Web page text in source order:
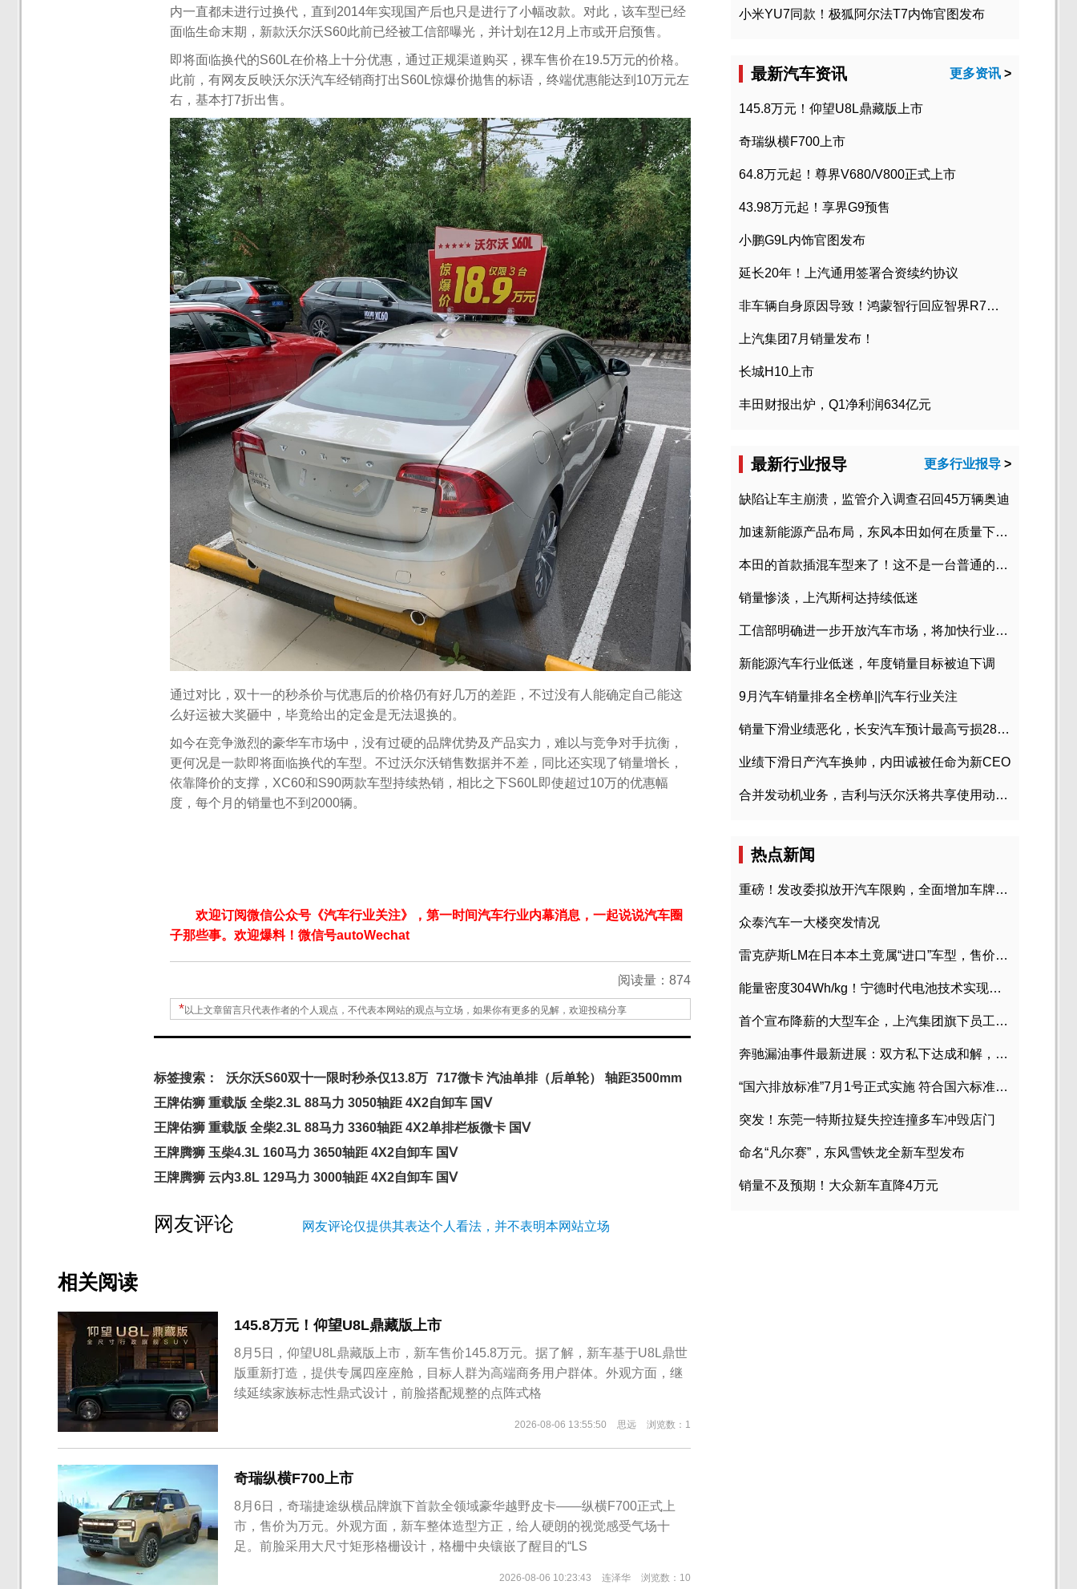
内一直都未进行过换代，直到2014年实现国产后也只是进行了小幅改款。对此，该车型已经
面临生命末期，新款沃尔沃S60此前已经被工信部曝光，并计划在12月上市或开启预售。
即将面临换代的S60L在价格上十分优惠，通过正规渠道购买，裸车售价在19.5万元的价格。
此前，有网友反映沃尔沃汽车经销商打出S60L惊爆价抛售的标语，终端优惠能达到10万元左
右，基本打7折出售。
通过对比，双十一的秒杀价与优惠后的价格仍有好几万的差距，不过没有人能确定自己能这
么好运被大奖砸中，毕竟给出的定金是无法退换的。
如今在竞争激烈的豪华车市场中，没有过硬的品牌优势及产品实力，难以与竞争对手抗衡，
更何况是一款即将面临换代的车型。不过沃尔沃销售数据并不差，同比还实现了销量增长，
依靠降价的支撑，XC60和S90两款车型持续热销，相比之下S60L即使超过10万的优惠幅
度，每个月的销量也不到2000辆。
欢迎订阅微信公众号《汽车行业关注》，第一时间汽车行业内幕消息，一起说说汽车圈
子那些事。欢迎爆料！微信号autoWechat
阅读量： 874
*以上文章留言只代表作者的个人观点，不代表本网站的观点与立场，如果你有更多的见解，欢迎投稿分享
标签搜索： 沃尔沃S60双十一限时秒杀仅13.8万 717微卡 汽油单排（后单轮） 轴距3500mm
王牌佑狮 重载版 全柴2.3L 88马力 3050轴距 4X2自卸车 国Ⅴ
王牌佑狮 重载版 全柴2.3L 88马力 3360轴距 4X2单排栏板微卡 国Ⅴ
王牌腾狮 玉柴4.3L 160马力 3650轴距 4X2自卸车 国Ⅴ
王牌腾狮 云内3.8L 129马力 3000轴距 4X2自卸车 国Ⅴ
网友评论 网友评论仅提供其表达个人看法，并不表明本网站立场
相关阅读
145.8万元！仰望U8L鼎藏版上市
8月5日，仰望U8L鼎藏版上市，新车售价145.8万元。据了解，新车基于U8L鼎世
版重新打造，提供专属四座座舱，目标人群为高端商务用户群体。外观方面，继
续延续家族标志性鼎式设计，前脸搭配规整的点阵式格
2026-08-06 13:55:50 思远 浏览数：1
奇瑞纵横F700上市
8月6日，奇瑞捷途纵横品牌旗下首款全领域豪华越野皮卡——纵横F700正式上
市，售价为万元。外观方面，新车整体造型方正，给人硬朗的视觉感受气场十
足。前脸采用大尺寸矩形格栅设计，格栅中央镶嵌了醒目的“LS
2026-08-06 10:23:43 连泽华 浏览数：10
小米YU7同款！极狐阿尔法T7内饰官图发布
最新汽车资讯 更多资讯 >
145.8万元！仰望U8L鼎藏版上市
奇瑞纵横F700上市
64.8万元起！尊界V680/V800正式上市
43.98万元起！享界G9预售
小鹏G9L内饰官图发布
延长20年！上汽通用签署合资续约协议
非车辆自身原因导致！鸿蒙智行回应智界R7起火事故
上汽集团7月销量发布！
长城H10上市
丰田财报出炉，Q1净利润634亿元
最新行业报导 更多行业报导 >
缺陷让车主崩溃，监管介入调查召回45万辆奥迪
加速新能源产品布局，东风本田如何在质量下转型？
本田的首款插混车型来了！这不是一台普通的CR-V
销量惨淡，上汽斯柯达持续低迷
工信部明确进一步开放汽车市场，将加快行业兼并重组
新能源汽车行业低迷，年度销量目标被迫下调
9月汽车销量排名全榜单||汽车行业关注
销量下滑业绩恶化，长安汽车预计最高亏损28亿元
业绩下滑日产汽车换帅，内田诚被任命为新CEO
合并发动机业务，吉利与沃尔沃将共享使用动力总成
热点新闻
重磅！发改委拟放开汽车限购，全面增加车牌指标
众泰汽车一大楼突发情况
雷克萨斯LM在日本本土竟属“进口”车型，售价2580万日元
能量密度304Wh/kg！宁德时代电池技术实现突破
首个宣布降薪的大型车企，上汽集团旗下员工降薪文件曝光
奔驰漏油事件最新进展：双方私下达成和解，工商已介入调查
“国六排放标准”7月1号正式实施 符合国六标准车型目录一览
突发！东莞一特斯拉疑失控连撞多车冲毁店门
命名“凡尔赛”，东风雪铁龙全新车型发布
销量不及预期！大众新车直降4万元